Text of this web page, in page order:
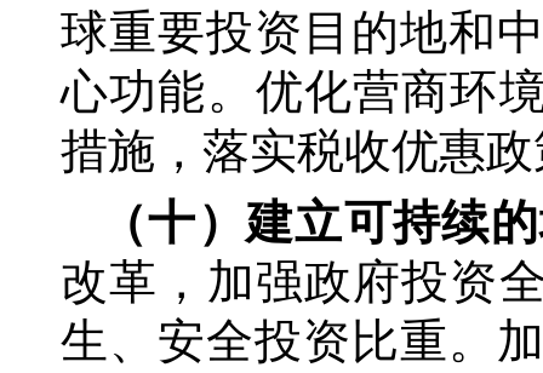
球重要投资目的地和
心功能。优化营商环
措施，落实税收优惠
（十）建立可持续
改革，加强政府投资
生、安全投资比重。